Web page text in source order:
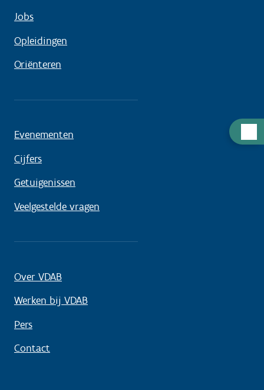
Jobs
Opleidingen
Oriënteren
Evenementen
Cijfers
Getuigenissen
Veelgestelde vragen
Over VDAB
Werken bij VDAB
Pers
Contact